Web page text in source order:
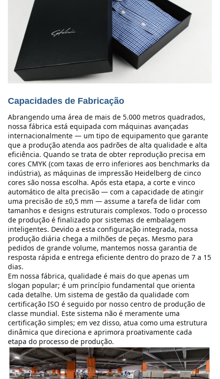
Capacidades de Fabricação
Abrangendo uma área de mais de 5.000 metros quadrados,
nossa fábrica está equipada com máquinas avançadas
internacionalmente — um tipo de equipamento que garante
que a produção atenda aos padrões de alta qualidade e alta
eficiência. Quando se trata de obter reprodução precisa em
cores CMYK (com taxas de erro inferiores aos benchmarks da
indústria), as máquinas de impressão Heidelberg de cinco
cores são nossa escolha. Após esta etapa, a corte e vinco
automático de alta precisão — com a capacidade de atingir
uma precisão de ±0,5 mm — assume a tarefa de lidar com
tamanhos e designs estruturais complexos. Todo o processo
de produção é finalizado por sistemas de embalagem
inteligentes. Devido a esta configuração integrada, nossa
produção diária chega a milhões de peças. Mesmo para
pedidos de grande volume, mantemos nossa garantia de
resposta rápida e entrega eficiente dentro do prazo de 7 a 15
dias.
Em nossa fábrica, qualidade é mais do que apenas um
slogan popular; é um princípio fundamental que orienta
cada detalhe. Um sistema de gestão da qualidade com
certificação ISO é seguido por nosso centro de produção de
classe mundial. Este sistema não é meramente uma
certificação simples; em vez disso, atua como uma estrutura
dinâmica que direciona e aprimora proativamente cada
etapa do processo de produção.